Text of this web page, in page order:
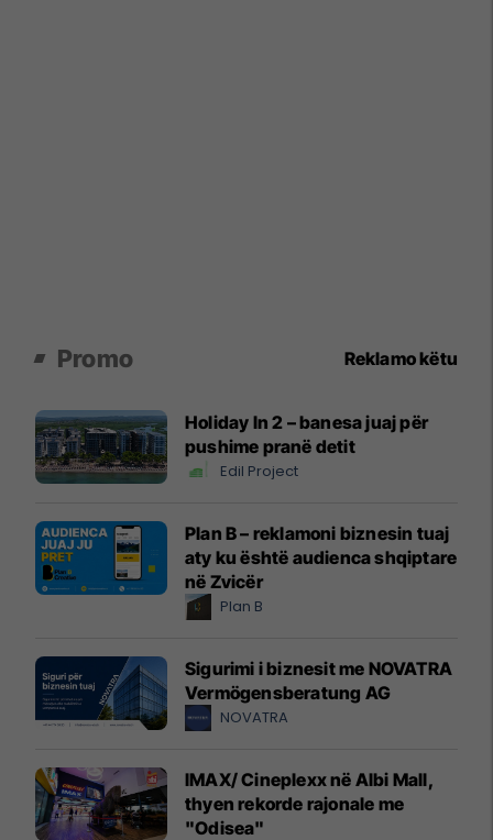
Promo Reklamo këtu
Holiday In 2 – banesa juaj për
pushime pranë detit
Edil Project
Plan B – reklamoni biznesin tuaj
aty ku është audienca shqiptare
në Zvicër
Plan B
Sigurimi i biznesit me NOVATRA
Vermögensberatung AG
NOVATRA
IMAX/ Cineplexx në Albi Mall,
thyen rekorde rajonale me
"Odisea"